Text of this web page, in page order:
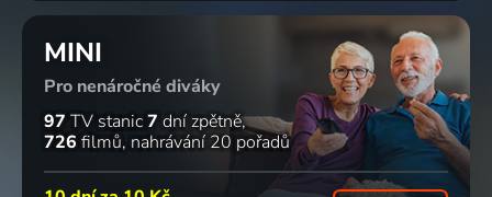
MINI
Pro nenáročné diváky
97 TV stanic7 dní zpětně
726 filmů nahrávání 20 pořadů